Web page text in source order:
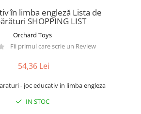
în limba engleză Lista de
SHOPPING LIST
Orchard Toys
Fii primul care scrie un Review
54,36 Lei
- joc educativ in limba engleza
IN STOC